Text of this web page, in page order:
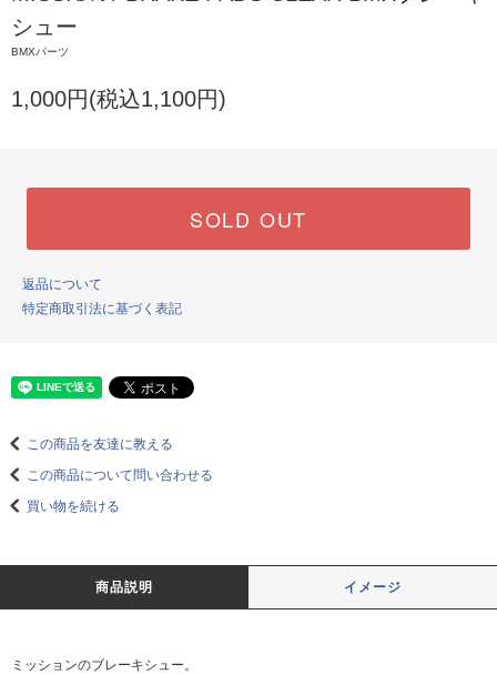
シュー
BMXパーツ
1,000円(税込1,100円)
SOLD OUT
返品について
特定商取引法に基づく表記
この商品を友達に教える
この商品について問い合わせる
買い物を続ける
商品説明 イメージ
ミッションのブレーキシュー。